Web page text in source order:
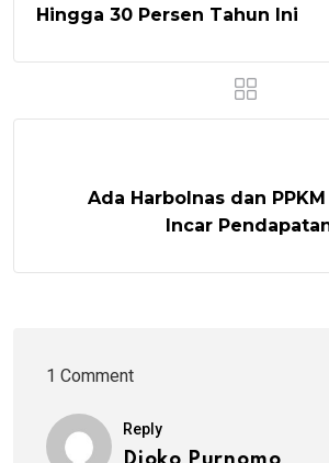
Hingga 30 Persen Tahun Ini
Ada Harbolnas dan PPKM
Incar
1 Comment
Reply